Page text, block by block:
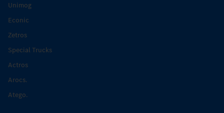
Unimog
Econic
Zetros
Special Trucks
Actros
Arocs.
Atego.